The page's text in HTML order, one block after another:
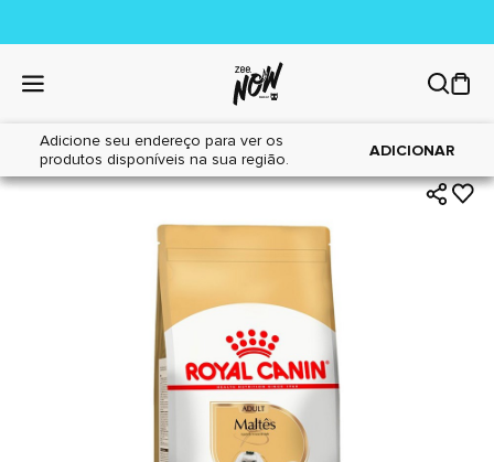
Adicione seu endereço para ver os
produtos disponíveis na sua região.
ADICIONAR
Home|Cães|Alimentos